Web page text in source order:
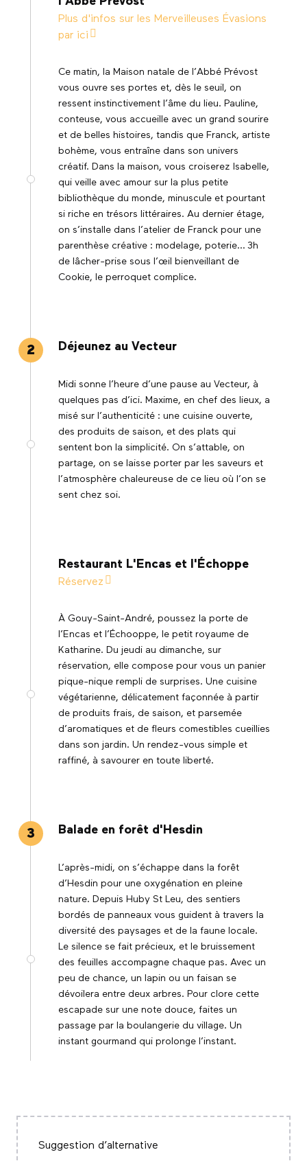
Plus d'infos sur les Merveilleuses Évasions
par ici
Ce matin, la Maison natale de l’Abbé Prévost
vous ouvre ses portes et, dès le seuil, on
ressent instinctivement l’âme du lieu. Pauline,
conteuse, vous accueille avec un grand sourire
et de belles histoires, tandis que Franck, artiste
bohème, vous entraîne dans son univers
créatif. Dans la maison, vous croiserez Isabelle,
qui veille avec amour sur la plus petite
bibliothèque du monde, minuscule et pourtant
si riche en trésors littéraires. Au dernier étage,
on s’installe dans l’atelier de Franck pour une
parenthèse créative : modelage, poterie… 3h
de lâcher-prise sous l’œil bienveillant de
Cookie, le perroquet complice.
2 Déjeunez au Vecteur
Midi sonne l’heure d’une pause au Vecteur, à
quelques pas d’ici. Maxime, en chef des lieux, a
misé sur l’authenticité : une cuisine ouverte,
des produits de saison, et des plats qui
sentent bon la simplicité. On s’attable, on
partage, on se laisse porter par les saveurs et
l’atmosphère chaleureuse de ce lieu où l’on se
sent chez soi.
Restaurant L'Encas et l'Échoppe
Réservez
À Gouy-Saint-André, poussez la porte de
l’Encas et l’Échooppe, le petit royaume de
Katharine. Du jeudi au dimanche, sur
réservation, elle compose pour vous un panier
pique-nique rempli de surprises. Une cuisine
végétarienne, délicatement façonnée à partir
de produits frais, de saison, et parsemée
d’aromatiques et de fleurs comestibles cueillies
dans son jardin. Un rendez-vous simple et
raffiné, à savourer en toute liberté.
3 Balade en forêt d'Hesdin
L’après-midi, on s’échappe dans la forêt
d’Hesdin pour une oxygénation en pleine
nature. Depuis Huby St Leu, des sentiers
bordés de panneaux vous guident à travers la
diversité des paysages et de la faune locale.
Le silence se fait précieux, et le bruissement
des feuilles accompagne chaque pas. Avec un
peu de chance, un lapin ou un faisan se
dévoilera entre deux arbres. Pour clore cette
escapade sur une note douce, faites un
passage par la boulangerie du village. Un
instant gourmand qui prolonge l’instant.
Suggestion d’alternative